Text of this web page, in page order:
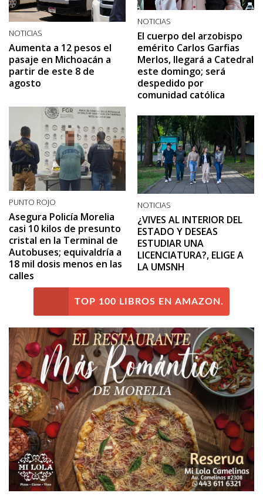
NOTICIAS
Aumenta a 12 pesos el
pasaje en Michoacán a
partir de este 8 de
agosto
NOTICIAS
El cuerpo del arzobispo
emérito Carlos Garfias
Merlos, llegará a Catedral
este domingo; será
despedido por
comunidad católica
PUNTO ROJO
Asegura Policía Morelia
casi 10 kilos de presunto
cristal en la Terminal de
Autobuses; equivaldría a
18 mil dosis menos en las
calles
NOTICIAS
¿VIVES AL INTERIOR DEL
ESTADO Y DESEAS
ESTUDIAR UNA
LICENCIATURA?, ELIGE A
LA UMSNH
TOP 100 LIBROS EN AMAZON.